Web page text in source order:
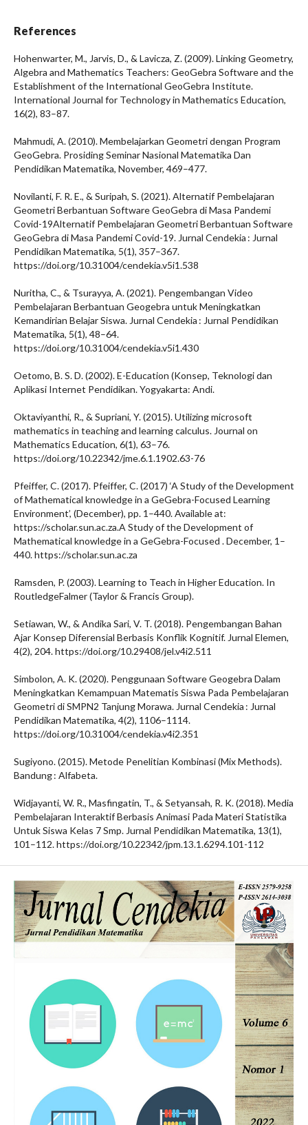
References
Hohenwarter, M., Jarvis, D., & Lavicza, Z. (2009). Linking Geometry,
Algebra and Mathematics Teachers: GeoGebra Software and the
Establishment of the International GeoGebra Institute.
International Journal for Technology in Mathematics Education,
16(2), 83–87.
Mahmudi, A. (2010). Membelajarkan Geometri dengan Program
GeoGebra. Prosiding Seminar Nasional Matematika Dan
Pendidikan Matematika, November, 469–477.
Novilanti, F. R. E., & Suripah, S. (2021). Alternatif Pembelajaran
Geometri Berbantuan Software GeoGebra di Masa Pandemi
Covid-19Alternatif Pembelajaran Geometri Berbantuan Software
GeoGebra di Masa Pandemi Covid-19. Jurnal Cendekia : Jurnal
Pendidikan Matematika, 5(1), 357–367.
https://doi.org/10.31004/cendekia.v5i1.538
Nuritha, C., & Tsurayya, A. (2021). Pengembangan Video
Pembelajaran Berbantuan Geogebra untuk Meningkatkan
Kemandirian Belajar Siswa. Jurnal Cendekia : Jurnal Pendidikan
Matematika, 5(1), 48–64.
https://doi.org/10.31004/cendekia.v5i1.430
Oetomo, B. S. D. (2002). E-Education (Konsep, Teknologi dan
Aplikasi Internet Pendidikan. Yogyakarta: Andi.
Oktaviyanthi, R., & Supriani, Y. (2015). Utilizing microsoft
mathematics in teaching and learning calculus. Journal on
Mathematics Education, 6(1), 63–76.
https://doi.org/10.22342/jme.6.1.1902.63-76
Pfeiffer, C. (2017). Pfeiffer, C. (2017) ‘A Study of the Development
of Mathematical knowledge in a GeGebra-Focused Learning
Environment’, (December), pp. 1–440. Available at:
https://scholar.sun.ac.za.A Study of the Development of
Mathematical knowledge in a GeGebra-Focused . December, 1–
440. https://scholar.sun.ac.za
Ramsden, P. (2003). Learning to Teach in Higher Education. In
RoutledgeFalmer (Taylor & Francis Group).
Setiawan, W., & Andika Sari, V. T. (2018). Pengembangan Bahan
Ajar Konsep Diferensial Berbasis Konflik Kognitif. Jurnal Elemen,
4(2), 204. https://doi.org/10.29408/jel.v4i2.511
Simbolon, A. K. (2020). Penggunaan Software Geogebra Dalam
Meningkatkan Kemampuan Matematis Siswa Pada Pembelajaran
Geometri di SMPN2 Tanjung Morawa. Jurnal Cendekia : Jurnal
Pendidikan Matematika, 4(2), 1106–1114.
https://doi.org/10.31004/cendekia.v4i2.351
Sugiyono. (2015). Metode Penelitian Kombinasi (Mix Methods).
Bandung : Alfabeta.
Widjayanti, W. R., Masfingatin, T., & Setyansah, R. K. (2018). Media
Pembelajaran Interaktif Berbasis Animasi Pada Materi Statistika
Untuk Siswa Kelas 7 Smp. Jurnal Pendidikan Matematika, 13(1),
101–112. https://doi.org/10.22342/jpm.13.1.6294.101-112